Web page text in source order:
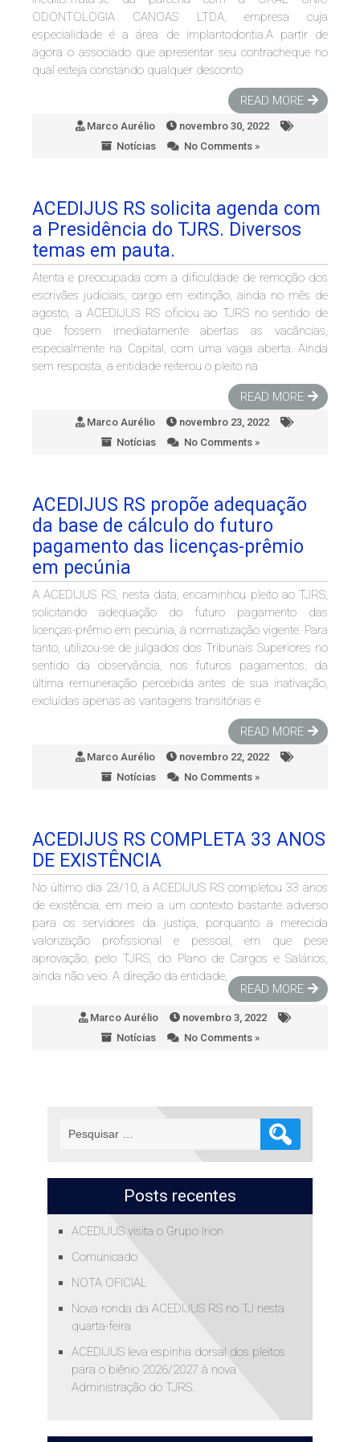
ODONTOLOGIA CANOAS LTDA, empresa cuja
especialidade é a área de implantodontia.A partir de
agora o associado que apresentar seu contracheque no
qual esteja constando qualquer desconto
READ MORE
Marco Aurélio
novembro 30, 2022
Notícias
No Comments »
ACEDIJUS RS solicita agenda com
a Presidência do TJRS. Diversos
temas em pauta.
Atenta e preocupada com a dificuldade de remoção dos
escrivães judiciais, cargo em extinção, ainda no mês de
agosto, a ACEDIJUS RS oficiou ao TJRS no sentido de
que fossem imediatamente abertas as vacâncias,
especialmente na Capital, com uma vaga aberta. Ainda
sem resposta, a entidade reiterou o pleito na
READ MORE
Marco Aurélio
novembro 23, 2022
Notícias
No Comments »
ACEDIJUS RS propõe adequação
da base de cálculo do futuro
pagamento das licenças-prêmio
em pecúnia
A ACEDIJUS RS, nesta data, encaminhou pleito ao TJRS,
solicitando adequação do futuro pagamento das
licenças-prêmio em pecúnia, à normatização vigente. Para
tanto, utilizou-se de julgados dos Tribunais Superiores no
sentido da observância, nos futuros pagamentos, da
última remuneração percebida antes de sua inativação,
excluídas apenas as vantagens transitórias e
READ MORE
Marco Aurélio
novembro 22, 2022
Notícias
No Comments »
ACEDIJUS RS COMPLETA 33 ANOS
DE EXISTÊNCIA
No último dia 23/10, a ACEDIJUS RS completou 33 anos
de existência, em meio a um contexto bastante adverso
para os servidores da justiça, porquanto a merecida
valorização profissional e pessoal, em que pese
aprovação, pelo TJRS, do Plano de Cargos e Salários,
ainda não veio. A direção da entidade,
READ MORE
Marco Aurélio
novembro 3, 2022
Notícias
No Comments »
Posts recentes
ACEDIJUS visita o Grupo Irion
Comunicado
NOTA OFICIAL
Nova ronda da ACEDIJUS RS no TJ nesta
quarta-feira
ACEDIJUS leva espinha dorsal dos pleitos
para o biênio 2026/2027 à nova
Administração do TJRS.